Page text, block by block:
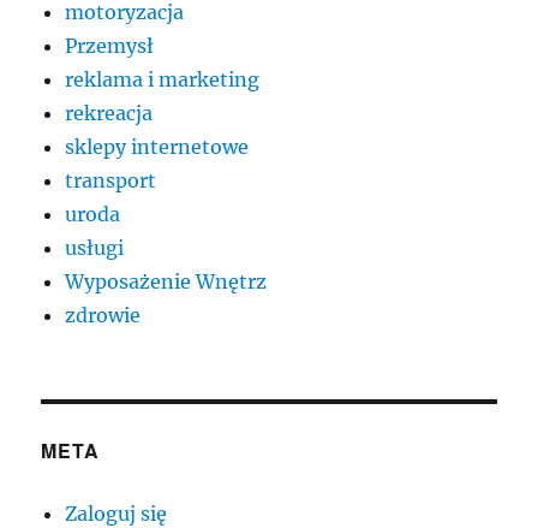
motoryzacja
Przemysł
reklama i marketing
rekreacja
sklepy internetowe
transport
uroda
usługi
Wyposażenie Wnętrz
zdrowie
META
Zaloguj się